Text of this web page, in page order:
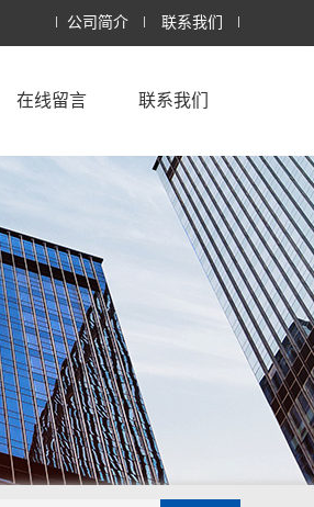
公司简介 联系我们
在线留言 联系我们